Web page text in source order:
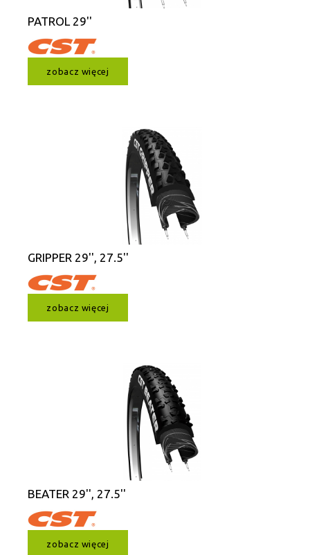
PATROL 29''
zobacz więcej
GRIPPER 29'', 27.5''
zobacz więcej
BEATER 29'', 27.5''
zobacz więcej